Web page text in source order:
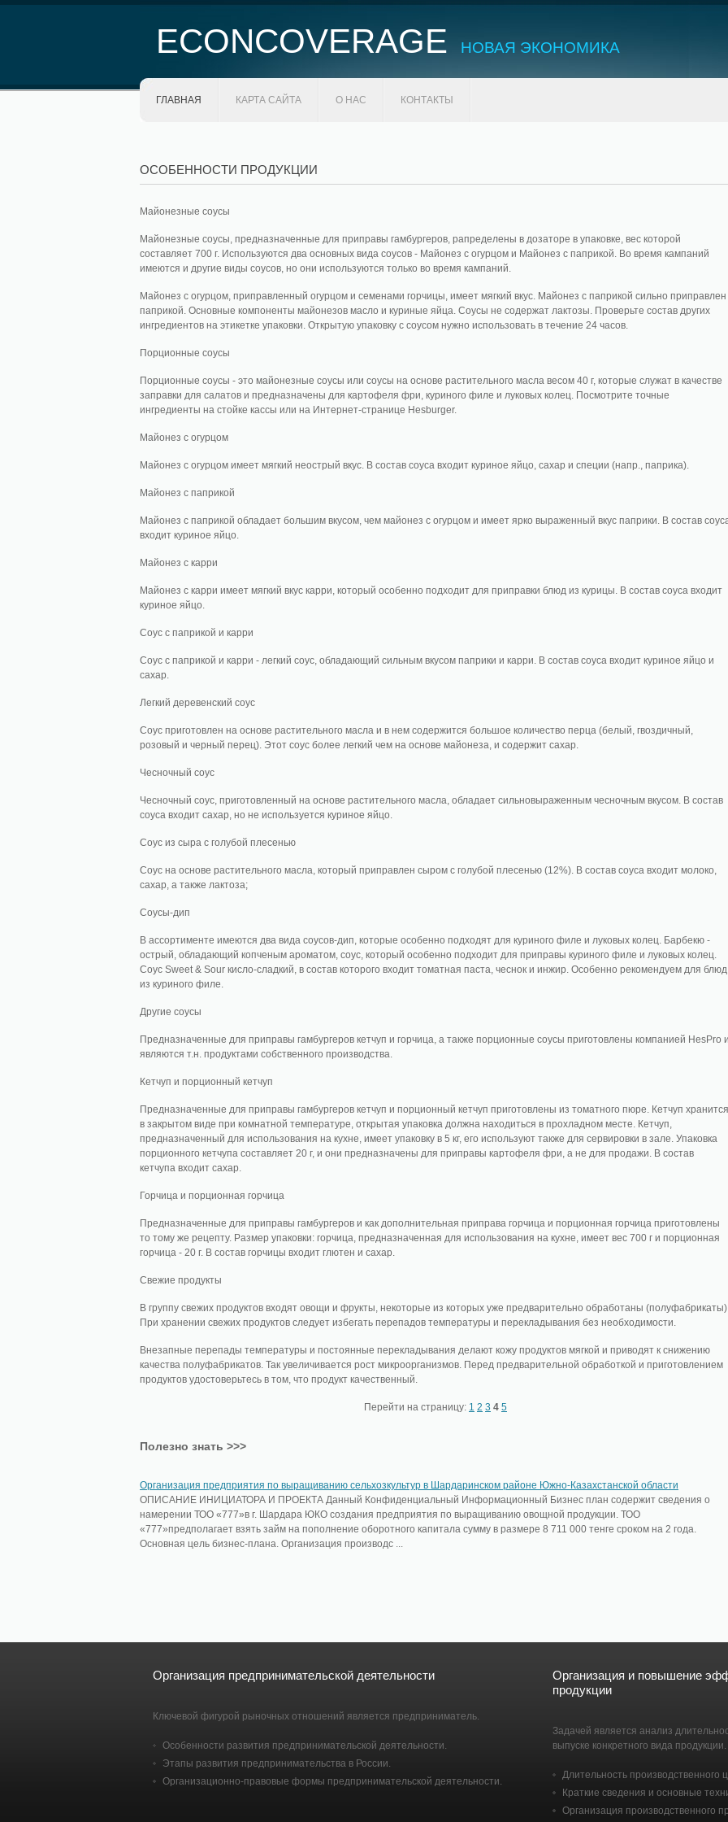
ECONCOVERAGE НОВАЯ ЭКОНОМИКА
ГЛАВНАЯ КАРТА САЙТА О НАС КОНТАКТЫ
ОСОБЕННОСТИ ПРОДУКЦИИ
Майонезные соусы
Майонезные соусы, предназначенные для приправы гамбургеров, рапределены в дозаторе в упаковке, вес которой
составляет 700 г. Используются два основных вида соусов - Майонез с огурцом и Майонез с паприкой. Во время кампаний
имеются и другие виды соусов, но они используются только во время кампаний.
Майонез с огурцом, приправленный огурцом и семенами горчицы, имеет мягкий вкус. Майонез с паприкой сильно приправлен
паприкой. Основные компоненты майонезов масло и куриные яйца. Соусы не содержат лактозы. Проверьте состав других
ингредиентов на этикетке упаковки. Открытую упаковку с соусом нужно использовать в течение 24 часов.
Порционные соусы
Порционные соусы - это майонезные соусы или соусы на основе растительного масла весом 40 г, которые служат в качестве
заправки для салатов и предназначены для картофеля фри, куриного филе и луковых колец. Посмотрите точные
ингредиенты на стойке кассы или на Интернет-странице Hesburger.
Майонез с огурцом
Майонез с огурцом имеет мягкий неострый вкус. В состав соуса входит куриное яйцо, сахар и специи (напр., паприка).
Майонез с паприкой
Майонез с паприкой обладает большим вкусом, чем майонез с огурцом и имеет ярко выраженный вкус паприки. В состав
входит куриное яйцо.
Майонез с карри
Майонез с карри имеет мягкий вкус карри, который особенно подходит для приправки блюд из курицы. В состав соуса входит
куриное яйцо.
Соус с паприкой и карри
Соус с паприкой и карри - легкий соус, обладающий сильным вкусом паприки и карри. В состав соуса входит куриное яйцо и
сахар.
Легкий деревенский соус
Соус приготовлен на основе растительного масла и в нем содержится большое количество перца (белый, гвоздичный,
розовый и черный перец). Этот соус более легкий чем на основе майонеза, и содержит сахар.
Чесночный соус
Чесночный соус, приготовленный на основе растительного масла, обладает сильновыраженным чесночным вкусом. В состав
соуса входит сахар, но не используется куриное яйцо.
Соус из сыра с голубой плесенью
Соус на основе растительного масла, который приправлен сыром с голубой плесенью (12%). В состав соуса входит молоко,
сахар, а также лактоза;
Соусы-дип
В ассортименте имеются два вида соусов-дип, которые особенно подходят для куриного филе и луковых колец. Барбекю -
острый, обладающий копченым ароматом, соус, который особенно подходит для приправы куриного филе и луковых колец.
Соус Sweet & Sour кисло-сладкий, в состав которого входит томатная паста, чеснок и инжир. Особенно рекомендуем для блюд
из куриного филе.
Другие соусы
Предназначенные для приправы гамбургеров кетчуп и горчица, а также порционные соусы приготовлены компанией HesPro
являются т.н. продуктами собственного производства.
Кетчуп и порционный кетчуп
Предназначенные для приправы гамбургеров кетчуп и порционный кетчуп приготовлены из томатного пюре. Кетчуп хранится
в закрытом виде при комнатной температуре, открытая упаковка должна находиться в прохладном месте. Кетчуп,
предназначенный для использования на кухне, имеет упаковку в 5 кг, его используют также для сервировки в зале. Упаковка
порционного кетчупа составляет 20 г, и они предназначены для приправы картофеля фри, а не для продажи. В состав
кетчупа входит сахар.
Горчица и порционная горчица
Предназначенные для приправы гамбургеров и как дополнительная приправа горчица и порционная горчица приготовлены
то тому же рецепту. Размер упаковки: горчица, предназначенная для использования на кухне, имеет вес 700 г и порционная
горчица - 20 г. В состав горчицы входит глютен и сахар.
Свежие продукты
В группу свежих продуктов входят овощи и фрукты, некоторые из которых уже предварительно обработаны
При хранении свежих продуктов следует избегать перепадов температуры и перекладывания без необходимости.
Внезапные перепады температуры и постоянные перекладывания делают кожу продуктов мягкой и приводят к снижению
качества полуфабрикатов. Так увеличивается рост микроорганизмов. Перед предварительной обработкой и приготовлением
продуктов удостоверьтесь в том, что продукт качественный.
Перейти на страницу: 1 2 3 4 5
Полезно знать >>>
Организация предприятия по выращиванию сельхозкультур в Шардаринском районе Южно-Казахстанской области
ОПИСАНИЕ ИНИЦИАТОРА И ПРОЕКТА Данный Конфиденциальный Информационный Бизнес план содержит сведения о
намерении ТОО «777»в г. Шардара ЮКО создания предприятия по выращиванию овощной продукции. ТОО
«777»предполагает взять займ на пополнение оборотного капитала сумму в размере 8 711 000 тенге сроком на 2 года.
Основная цель бизнес-плана. Организация производс ...
Организация предпринимательской деятельности
Ключевой фигурой рыночных отношений является предприниматель.
Особенности развития предпринимательской деятельности.
Этапы развития предпринимательства в России.
Организационно-правовые формы предпринимательской деятельности.
Организация и повышение
продукции
Задачей является анализ
выпуске конкретного вида продукции.
Длительность производственного
Краткие сведения и основные
Организация производственного